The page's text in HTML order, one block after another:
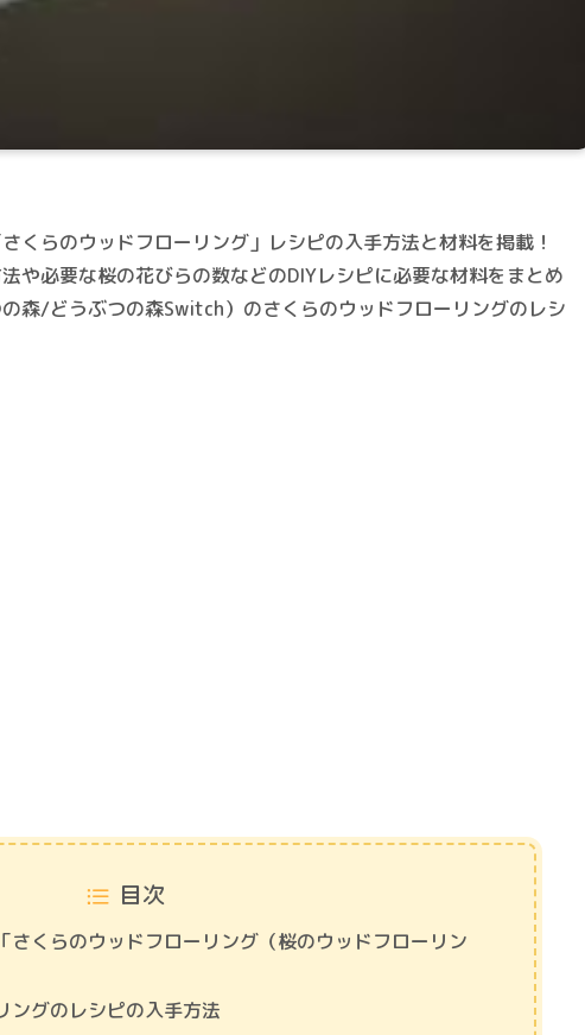
くらのウッドフローリング」レシピの入手方法と材料を掲載！
や必要な桜の花びらの数などのDIYレシピに必要な材料をまとめ
森/どうぶつの森Switch）のさくらのウッドフローリングのレシ
目次
さくらのウッドフローリング（桜のウッドフローリン
ングのレシピの入手方法